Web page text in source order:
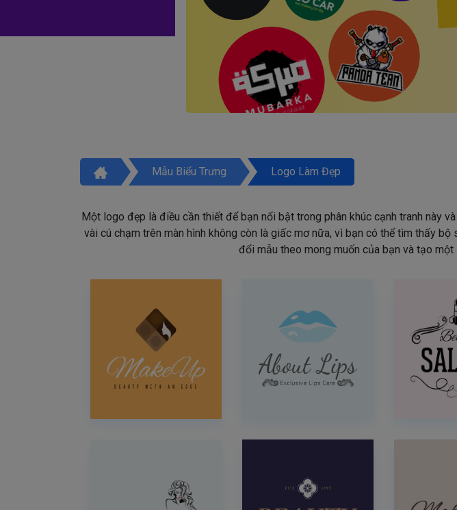
Mẫu Biểu Trưng Logo Làm Đẹp
Một logo đẹp là điều cần thiết để bạn nổi bật trong phân khúc cạnh tranh này
vài cú chạm trên màn hình không còn là giấc mơ nữa, vì bạn có thể tìm thấy
đổi mẫu theo mong muốn của bạn và tạo